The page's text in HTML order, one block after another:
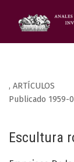
, ARTÍCULOS
Escultura
Publicado 1959-